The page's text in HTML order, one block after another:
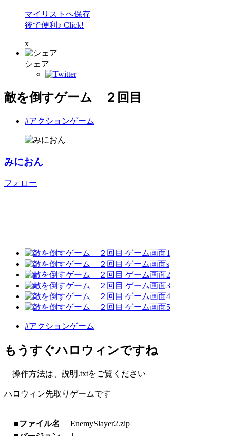
マイリストへ保存
後で便利♪ Click!
x
シェア
敵を倒すゲーム ２回目
#アクションゲーム
みにおん
フォロー
#アクションゲーム
もうすぐハロウィンですね
操作方法は、説明.txtをご覧ください
ハロウィン先取りゲームです
■ファイル名
EnemySlayer2.zip